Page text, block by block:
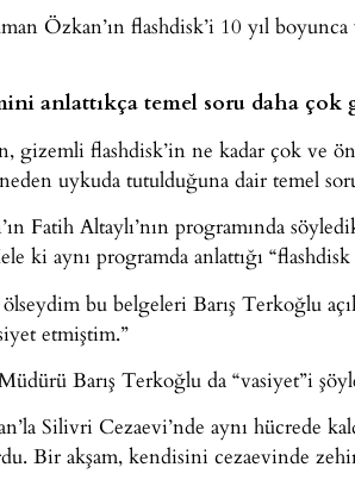
Özkan’ın flashdisk’i 10 yıl
anlattıkça temel soru daha çok
gizemli flashdisk’in ne kadar çok ve
uykuda tutulduğuna dair temel
Fatih Altaylı’nın programında
ki aynı programda anlattığı
bu belgeleri Barış Terkoğlu
etmiştim.”
Barış Terkoğlu da “vasiyet”i
Silivri Cezaevi’nde aynı hücrede
Bir akşam, kendisini cezaevinde